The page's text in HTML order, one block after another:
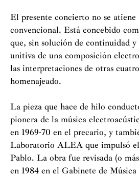
Televisión Griega, Orchestre de
bajo la dirección de G. Sinopoli,
de Burgos, A. Tamayo, G.
A. Ros Marbá, J. R. Encinar,
Furrer, Kuame Ryan, L. Pfaff, E.
Schøntwandt, entre otros.
Como compositora ha estrenado
recibido encargos de los más
festivales de Europa y América. A
ha recibido numerosos premios
internacionales, tanto como
El presente concierto no se
convencional. Está concebido
que, sin solución de continuidad y
unitiva de una composición
las interpretaciones de otras
homenajeado.
La pieza que hace de hilo
pionera de la música
en 1969-70 en el precario, y
Laboratorio ALEA que impulsó
Pablo. La obra fue revisada (o
en 1984 en el Gabinete de